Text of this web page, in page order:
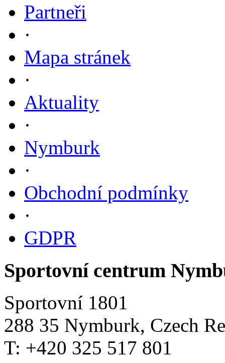
Partneři
·
Mapa stránek
·
Aktuality
·
Nymburk
·
Obchodní podmínky
·
GDPR
Sportovní centrum
Sportovní 1801
288 35 Nymburk, Czech
T: +420 325 517 801